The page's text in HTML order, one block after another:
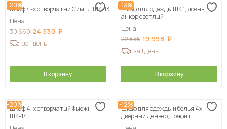
-20%
Шкаф 4-х створчатый Симпл ШК-13
Цена
30 660 24 530
за 1 день
В корзину
-13%
Шкаф для одежды ШК 1, ясень
анкор светлый
Цена
22 855 19 998
за 1 день
В корзину
-20%
Шкаф 4-х створчатый Фьюжн
ШК-14
-12%
Шкаф для одежды и белья 4х
дверный Денвер, графит